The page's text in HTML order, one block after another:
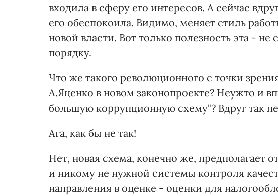
входила в сферу его интересов. А сейчас
его обеспокоила. Видимо, меняет стиль
новой власти. Вот только полезность эта -
порядку.
Что же такого революционного с точки
А.Яценко в новом законопроекте? Неужто и
большую коррупционную схему"? Вдруг так
Ага, как бы не так!
Нет, новая схема, конечно же, предполагает
и никому не нужной системы контроля
направления в оценке - оценки для